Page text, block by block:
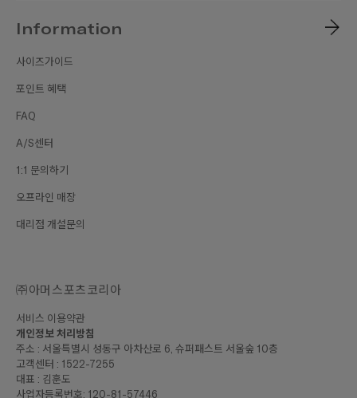
Information
사이즈가이드
포인트 혜택
FAQ
A/S센터
1:1 문의하기
오프라인 매장
대리점 개설문의
㈜아머스포츠코리아
서비스 이용약관
개인정보 처리방침
주소 : 서울특별시 성동구 아차산로 6, 슈퍼패스트 서울숲 10층
고객센터 : 1522-7255
대표 : 김훈도
사업자등록번호: 120-81-57446